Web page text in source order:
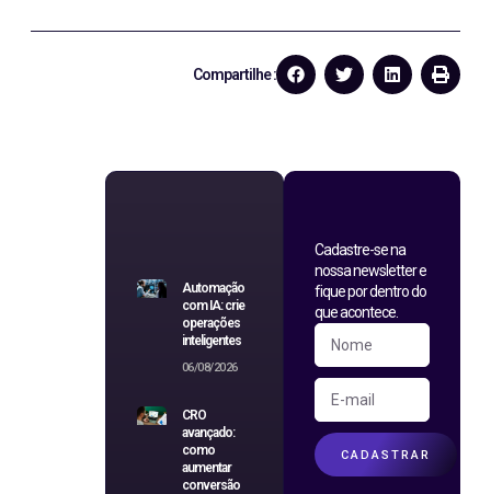
Compartilhe :
Cadastre-se na
nossa newsletter e
fique por dentro do
que acontece.
CADASTRAR
Automação
com IA: crie
operações
inteligentes
06/08/2026
CRO
avançado:
como
aumentar
conversão